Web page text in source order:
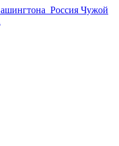
Россия Чужой